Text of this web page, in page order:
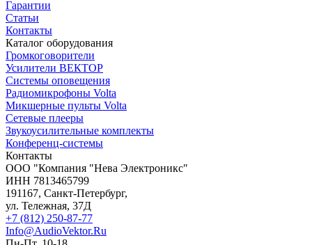
Гарантии
Статьи
Контакты
Каталог оборудования
Громкоговорители
Усилители ВЕКТОР
Системы оповещения
Радиомикрофоны Volta
Микшерные пульты Volta
Сетевые плееры
Звукоусилительные комплекты
Конференц-системы
Контакты
OOO "Компания "Нева Электроникс"
ИНН 7813465799
191167, Санкт-Петербург,
ул. Тележная, 37Д
+7 (812) 250-87-77
Info@AudioVektor.Ru